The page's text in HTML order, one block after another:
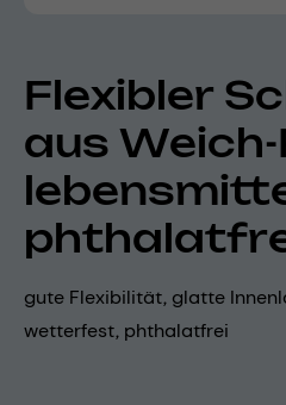
Flexibler
aus Weich-
gute Flexibilität, glatte
wetterfest, phthalatfrei